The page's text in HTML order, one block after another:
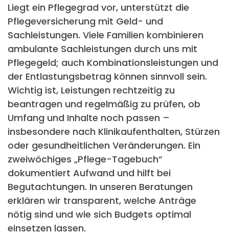
Liegt ein Pflegegrad vor, unterstützt die
Pflegeversicherung mit Geld- und
Sachleistungen. Viele Familien kombinieren
ambulante Sachleistungen durch uns mit
Pflegegeld; auch Kombinationsleistungen und
der Entlastungsbetrag können sinnvoll sein.
Wichtig ist, Leistungen rechtzeitig zu
beantragen und regelmäßig zu prüfen, ob
Umfang und Inhalte noch passen –
insbesondere nach Klinikaufenthalten, Stürzen
oder gesundheitlichen Veränderungen. Ein
zweiwöchiges „Pflege-Tagebuch“
dokumentiert Aufwand und hilft bei
Begutachtungen. In unseren Beratungen
erklären wir transparent, welche Anträge
nötig sind und wie sich Budgets optimal
einsetzen lassen.